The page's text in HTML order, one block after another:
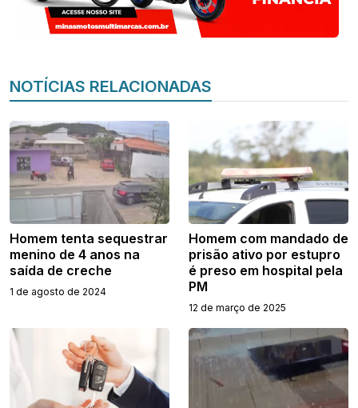
NOTÍCIAS RELACIONADAS
Homem tenta sequestrar
menino de 4 anos na
saída de creche
1 de agosto de 2024
Homem com mandado de
prisão ativo por estupro
é preso em hospital pela
PM
12 de março de 2025